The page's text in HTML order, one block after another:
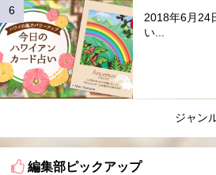
2018年6月24
い...
ジャン
編集部ピックアップ